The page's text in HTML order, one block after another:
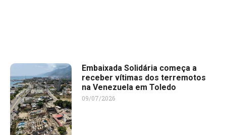
Embaixada Solidária começa a
receber vítimas dos terremotos
na Venezuela em Toledo
09/07/2026